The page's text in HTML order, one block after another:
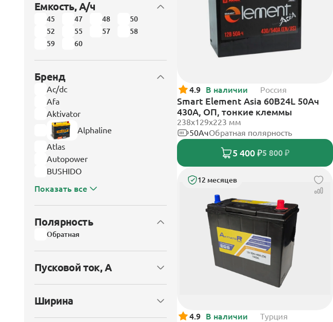
Емкость, А/ч
45 47 48
50
52
55 57
58
59
60
Бренд
Ac/dc
Afa
Aktivator
Alphaline
Atlas
Autopower
BUSHIDO
Показать все
Полярность
Обратная
Пусковой ток, А
Ширина
4.9 В наличии Россия
Smart Element Asia 60B24L 50Ач
430А, ОП, тонкие клеммы
238х129х223 мм
50АчОбратная полярность
5 400 ₽5 800 ₽
12 месяцев
4.9 В наличии Турция